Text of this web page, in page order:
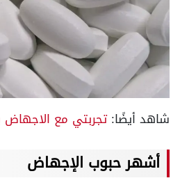
شاهد أيضًا:تجربتي مع الاجهاض
أشهر حبوب الإجهاض